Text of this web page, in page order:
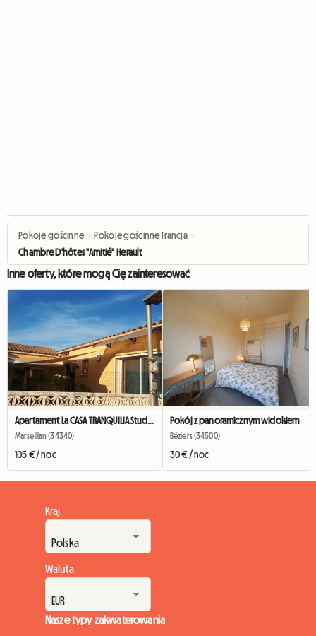
Pokoje gościnne › Pokoje gościnne Francja ›
Chambre D'hôtes "Amitié" Herault
Inne oferty, które mogą Cię zainteresować
Marseillan (34340)
105 € / noc
Pokój z panoramicznym widokiem
Béziers (34500)
30 € / noc
Kraj
Waluta
Nasze typy zakwaterowania